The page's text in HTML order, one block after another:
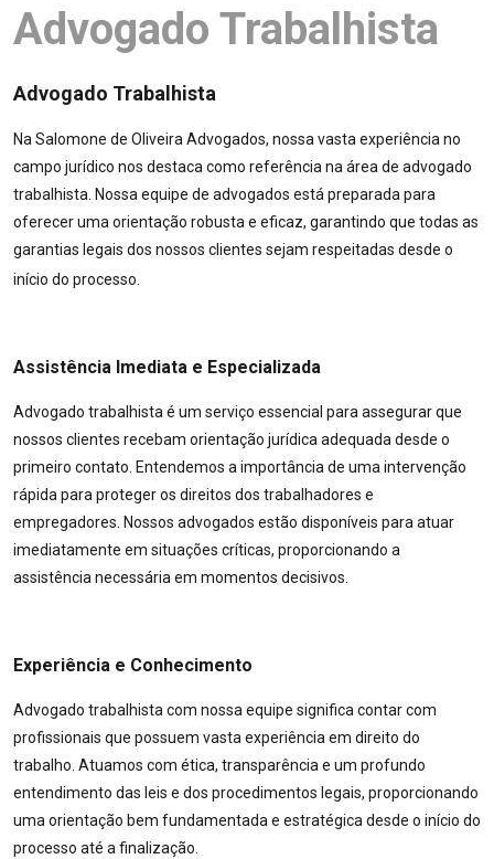
Advogado Trabalhista
Advogado Trabalhista
Na Salomone de Oliveira Advogados, nossa vasta experiência no
campo jurídico nos destaca como referência na área de advogado
trabalhista. Nossa equipe de advogados está preparada para
oferecer uma orientação robusta e eficaz, garantindo que todas as
garantias legais dos nossos clientes sejam respeitadas desde o
início do processo.
Assistência Imediata e Especializada
Advogado trabalhista é um serviço essencial para assegurar que
nossos clientes recebam orientação jurídica adequada desde o
primeiro contato. Entendemos a importância de uma intervenção
rápida para proteger os direitos dos trabalhadores e
empregadores. Nossos advogados estão disponíveis para atuar
imediatamente em situações críticas, proporcionando a
assistência necessária em momentos decisivos.
Experiência e Conhecimento
Advogado trabalhista com nossa equipe significa contar com
profissionais que possuem vasta experiência em direito do
trabalho. Atuamos com ética, transparência e um profundo
entendimento das leis e dos procedimentos legais, proporcionando
uma orientação bem fundamentada e estratégica desde o início do
processo até a finalização.